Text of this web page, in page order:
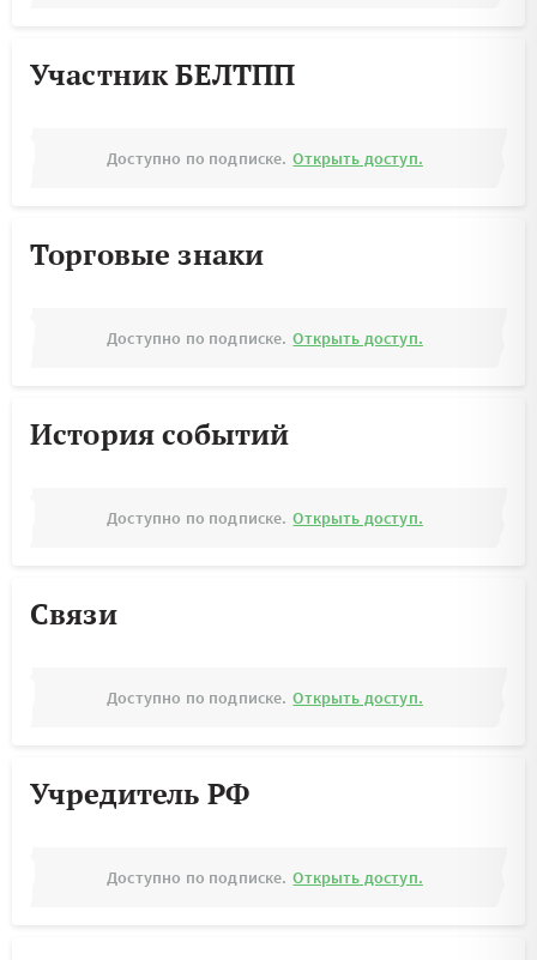
Участник БЕЛТПП
Доступно по подписке. Открыть доступ.
Торговые знаки
Доступно по подписке. Открыть доступ.
История событий
Доступно по подписке. Открыть доступ.
Связи
Доступно по подписке. Открыть доступ.
Учредитель РФ
Доступно по подписке. Открыть доступ.